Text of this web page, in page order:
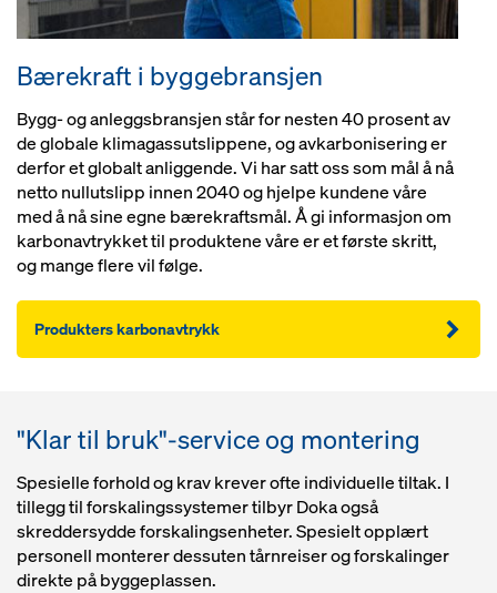
Bærekraft i byggebransjen
Bygg- og anleggsbransjen står for nesten 40 prosent av
de globale klimagassutslippene, og avkarbonisering er
derfor et globalt anliggende. Vi har satt oss som mål å nå
netto nullutslipp innen 2040 og hjelpe kundene våre
med å nå sine egne bærekraftsmål. Å gi informasjon om
karbonavtrykket til produktene våre er et første skritt,
og mange flere vil følge.
Produkters karbonavtrykk
"Klar til bruk"-service og montering
Spesielle forhold og krav krever ofte individuelle tiltak. I
tillegg til forskalingssystemer tilbyr Doka også
skreddersydde forskalingsenheter. Spesielt opplært
personell monterer dessuten tårnreiser og forskalinger
direkte på byggeplassen.